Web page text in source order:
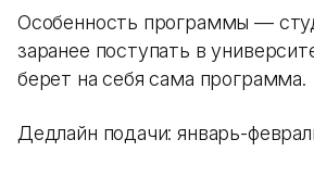
Особенность программы —
заранее поступать в
берет на себя сама программа.
Дедлайн подачи: январь-